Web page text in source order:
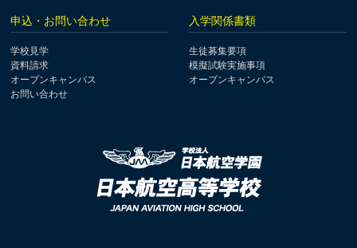
申込・お問い合わせ
学校見学
資料請求
オープンキャンパス
お問い合わせ
入学関係書類
生徒募集要項
模擬試験実施事項
オープンキャンパス